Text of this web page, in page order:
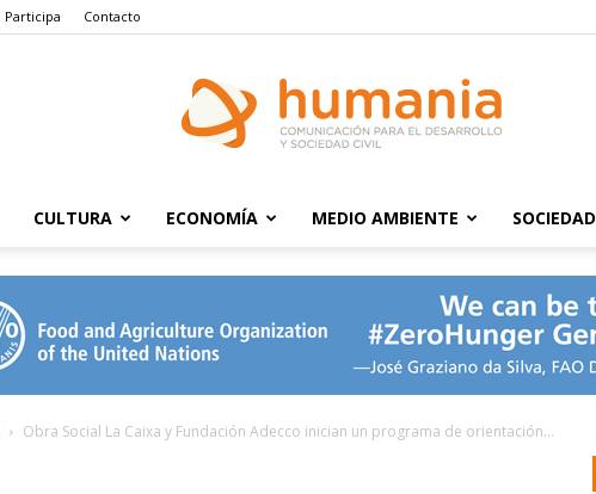
Participa Contacto
CULTURA ECONOMÍA MEDIO AMBIENTE SOCIEDAD
Obra Social La Caixa y Fundación Adecco inician un programa de orientación...